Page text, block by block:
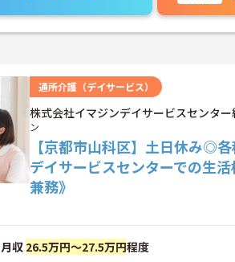
通所介護（デイサービス）
株式会社イマジンデイサービスセンタ
ン
【京都市山科区】土日休み◎
デイサービスセンターでの生
兼務》
月収 26.5万円～27.5万円程度